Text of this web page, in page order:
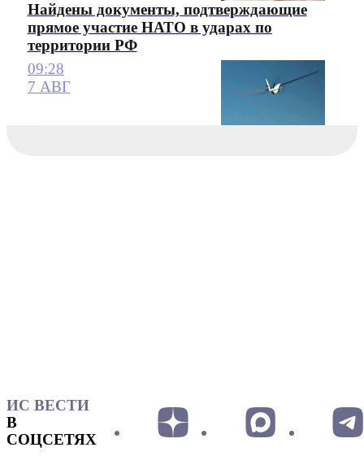
Найдены документы, подтверждающие
прямое участие НАТО в ударах по
территории РФ
09:28
7 АВГ
ИС ВЕСТИ
В
СОЦСЕТЯХ